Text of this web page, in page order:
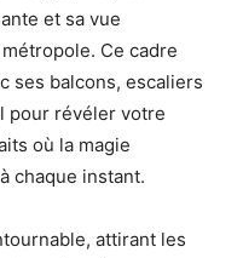
et sa vue
Ce cadre
ses balcons, escaliers
pour révéler votre
où la magie
chaque instant.
attirant les